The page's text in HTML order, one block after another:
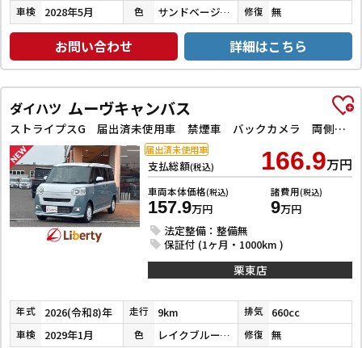
車検 2028年5月 色 サンドベージュメタリック／シャイニングホワイトパール 修復 無
お問い合わせ 詳細はこちら
ダイハツ ムーヴキャンバス
ストライプスG 届出済未使用車 禁煙車 バックカメラ 両側電動スライドドア クリアランスソナー レーンアシスト 衝突被害軽減システム オートライト LEDヘッドランプ アイドリングストップ 電動格納ミラー
支払総額(税込) 166.9万円
車両本体価格(税込)
157.9万円
諸費用(税込)
9万円
法定整備：整備無
保証付 (1ヶ月・1000km )
届出済未使用車
栗東店
年式 2026(令和8)年 走行 9km 排気 660cc
車検 2029年1月 色 レイクブルーメタリック／シャイニングホワイトパール 修復 無